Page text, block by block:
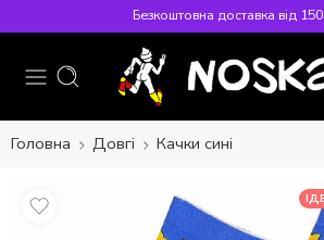
Безкоштовна доставка від
Головна Довгі Качки сині